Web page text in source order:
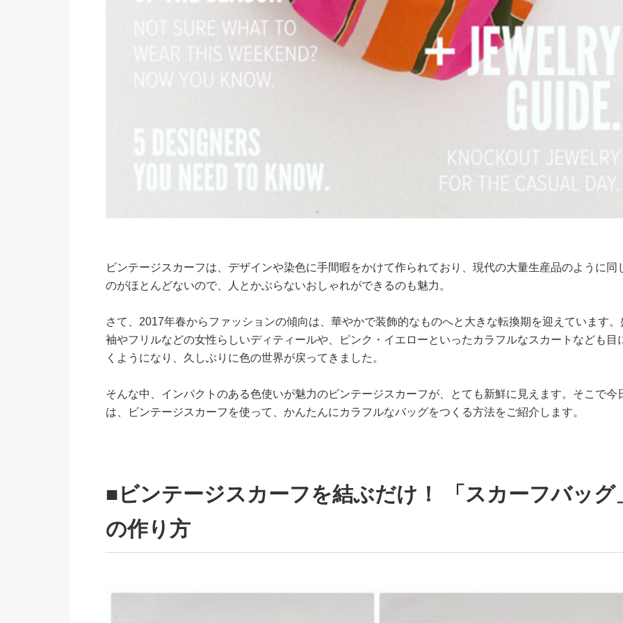
ビンテージスカーフは、デザインや染色に手間暇をかけて作られており、現代の大量生産品のように同
のがほとんどないので、人とかぶらないおしゃれができるのも魅力。
さて、2017年春からファッションの傾向は、華やかで装飾的なものへと大きな転換期を迎えています。
袖やフリルなどの女性らしいディティールや、ピンク・イエローといったカラフルなスカートなども目
くようになり、久しぶりに色の世界が戻ってきました。
そんな中、インパクトのある色使いが魅力のビンテージスカーフが、とても新鮮に見えます。そこで今
は、ビンテージスカーフを使って、かんたんにカラフルなバッグをつくる方法をご紹介します。
■ビンテージスカーフを結ぶだけ！ 「スカーフバッグ
の作り方